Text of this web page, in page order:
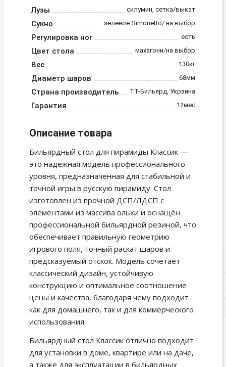
Лузы силумин, сетка/выкат
Сукно зеленое Simonetto/ на выбор
Регулировка ног есть
Цвет стола махагони/на выбор
Вес 130кг
Диаметр шаров 68мм
Страна производитель ТТ-Бильярд, Украина
Гарантия 12мес
Описание товара
Бильярдный стол для пирамиды Классик —
это надёжная модель профессионального
уровня, предназначенная для стабильной и
точной игры в русскую пирамиду. Стол
изготовлен из прочной ДСП/ЛДСП с
элементами из массива ольхи и оснащён
профессиональной бильярдной резиной, что
обеспечивает правильную геометрию
игрового поля, точный раскат шаров и
предсказуемый отскок. Модель сочетает
классический дизайн, устойчивую
конструкцию и оптимальное соотношение
цены и качества, благодаря чему подходит
как для домашнего, так и для коммерческого
использования.
Бильярдный стол Классик отлично подходит
для установки в доме, квартире или на даче,
а также для эксплуатации в бильярдных